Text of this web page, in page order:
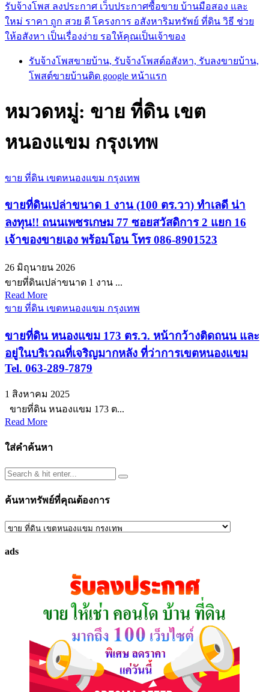
รับจ้างโพส ลงประกาศ เว็บประกาศซื้อขาย บ้านมือสอง และ
ใหม่ ราคา ถูก สวย ดี โครงการ อสังหาริมทรัพย์ ที่ดิน วิธี ช่วย
ให้อสังหา เป็นเรื่องง่าย รอให้คุณเป็นเจ้าของ
รับจ้างโพสขายบ้าน, รับจ้างโพสต์อสังหา, รับลงขายบ้าน,
โพสต์ขายบ้านติด google หน้าแรก
หมวดหมู่: ขาย ที่ดิน เขต
หนองแขม กรุงเทพ
ขาย ที่ดิน เขตหนองแขม กรุงเทพ
ขายที่ดินเปล่าขนาด 1 งาน (100 ตร.วา) ทำเลดี น่า
ลงทุน!! ถนนเพชรเกษม 77 ซอยสวัสดิการ 2 แยก 16
เจ้าของขายเอง พร้อมโอน โทร 086-8901523
26 มิถุนายน 2026
ขายที่ดินเปล่าขนาด 1 งาน ...
Read More
ขาย ที่ดิน เขตหนองแขม กรุงเทพ
ขายที่ดิน หนองแขม 173 ตร.ว. หน้ากว้างติดถนน และ
อยู่ในบริเวณที่เจริญมากหลัง ที่ว่าการเขตหนองแขม
Tel. 063-289-7879
1 สิงหาคม 2025
ขายที่ดิน หนองแขม 173 ต...
Read More
ใส่คำค้นหา
ค้นหาทรัพย์ที่คุณต้องการ
ค้นหา
ที่
ads